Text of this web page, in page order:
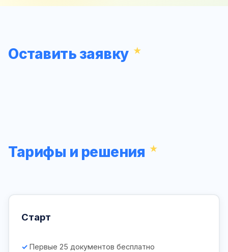
Оставить заявку
Тарифы и решения
Старт
Первые 25 документов бесплатно